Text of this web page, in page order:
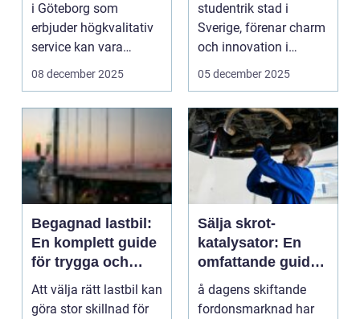
i Göteborg som
erbjuder högkvalitativ
service kan vara
avgör...
08 december 2025
studentrik stad i
Sverige, förenar charm
och innovation i
harmonisk symb...
05 december 2025
Begagnad lastbil:
En komplett guide
för trygga och
kostnadseffektiva
köp
Att välja rätt lastbil kan
göra stor skillnad för
Sälja skrot-
katalysator: En
omfattande guide
till återvinning och
lönsamhet
å dagens skiftande
fordonsmarknad har